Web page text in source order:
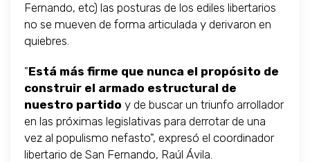
Fernando, etc) las posturas de los ediles libertarios
no se mueven de forma articulada y derivaron en
quiebres.
"Está más firme que nunca el propósito de
construir el armado estructural de
nuestro partido y de buscar un triunfo arrollador
en las próximas legislativas para derrotar de una
vez al populismo nefasto", expresó el coordinador
libertario de San Fernando, Raúl Ávila.